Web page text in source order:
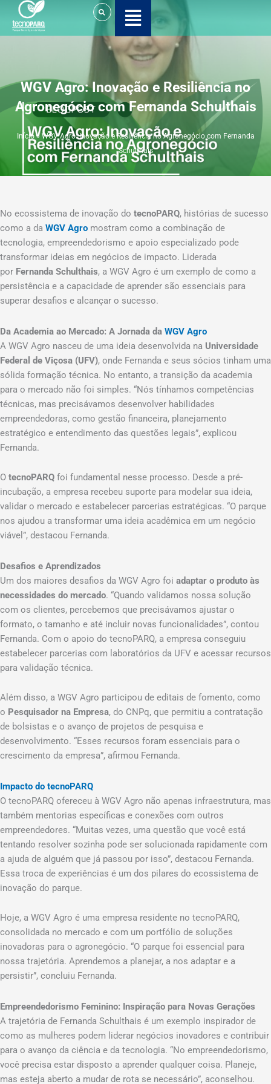
para
o
WGV Agro: Inovação e Resiliência no
Agronegócio com Fernanda Schulthais
Início»WGV Agro: Inovação e Resiliência no Agronegócio com Fernanda
Schulthais
No ecossistema de inovação do tecnoPARQ, histórias de sucesso
como a da WGV Agro mostram como a combinação de
tecnologia, empreendedorismo e apoio especializado pode
transformar ideias em negócios de impacto. Liderada
por Fernanda Schulthais, a WGV Agro é um exemplo de como a
persistência e a capacidade de aprender são essenciais para
superar desafios e alcançar o sucesso.
Da Academia ao Mercado: A Jornada da WGV Agro
A WGV Agro nasceu de uma ideia desenvolvida na Universidade
Federal de Viçosa (UFV), onde Fernanda e seus sócios tinham uma
sólida formação técnica. No entanto, a transição da academia
para o mercado não foi simples. “Nós tínhamos competências
técnicas, mas precisávamos desenvolver habilidades
empreendedoras, como gestão financeira, planejamento
estratégico e entendimento das questões legais”, explicou
Fernanda.
O tecnoPARQ foi fundamental nesse processo. Desde a pré-
incubação, a empresa recebeu suporte para modelar sua ideia,
validar o mercado e estabelecer parcerias estratégicas. “O parque
nos ajudou a transformar uma ideia acadêmica em um negócio
viável”, destacou Fernanda.
Desafios e Aprendizados
Um dos maiores desafios da WGV Agro foi adaptar o produto às
necessidades do mercado. “Quando validamos nossa solução
com os clientes, percebemos que precisávamos ajustar o
formato, o tamanho e até incluir novas funcionalidades”, contou
Fernanda. Com o apoio do tecnoPARQ, a empresa conseguiu
estabelecer parcerias com laboratórios da UFV e acessar recursos
para validação técnica.
Além disso, a WGV Agro participou de editais de fomento, como
o Pesquisador na Empresa, do CNPq, que permitiu a contratação
de bolsistas e o avanço de projetos de pesquisa e
desenvolvimento. “Esses recursos foram essenciais para o
crescimento da empresa”, afirmou Fernanda.
Impacto do tecnoPARQ
O tecnoPARQ ofereceu à WGV Agro não apenas infraestrutura, mas
também mentorias específicas e conexões com outros
empreendedores. “Muitas vezes, uma questão que você está
tentando resolver sozinha pode ser solucionada rapidamente com
a ajuda de alguém que já passou por isso”, destacou Fernanda.
Essa troca de experiências é um dos pilares do ecossistema de
inovação do parque.
Hoje, a WGV Agro é uma empresa residente no tecnoPARQ,
consolidada no mercado e com um portfólio de soluções
inovadoras para o agronegócio. “O parque foi essencial para
nossa trajetória. Aprendemos a planejar, a nos adaptar e a
persistir”, concluiu Fernanda.
Empreendedorismo Feminino: Inspiração para Novas Gerações
A trajetória de Fernanda Schulthais é um exemplo inspirador de
como as mulheres podem liderar negócios inovadores e contribuir
para o avanço da ciência e da tecnologia. “No empreendedorismo,
você precisa estar disposto a aprender qualquer coisa. Planeje,
mas esteja aberto a mudar de rota se necessário”, aconselhou.